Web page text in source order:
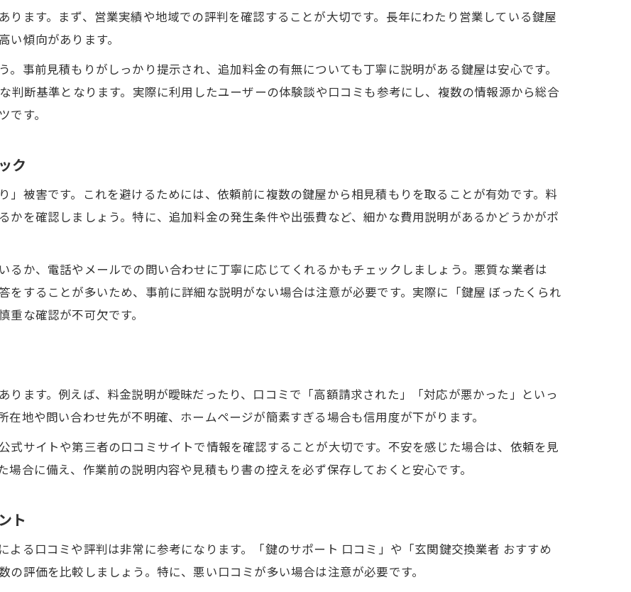
安全な鍵屋選びでぼったくりを未然防止
ぼったくり回避に役立つ鍵屋選定ポイント
鍵屋の見積もり内容で信頼性を確かめる方法
料金トラブルを防ぐ鍵屋の選定基準まとめ
鍵屋の口コミを信頼に変える見極め術
実際の利用者レビューで選ぶ鍵屋のコツ
見積もり時に信頼性を判断する質問例
安心して依頼できる鍵屋の料金説明とは
依頼前に見極めるべき鍵屋の特徴まとめ
ります。まず、営業実績や地域での評判を確認することが大切です。長年にわたり営業している鍵屋
傾向があります。
事前見積もりがしっかり提示され、追加料金の有無についても丁寧に説明がある鍵屋は安心です。
判断基準となります。実際に利用したユーザーの体験談や口コミも参考にし、複数の情報源から総合
す。
ク
」被害です。これを避けるためには、依頼前に複数の鍵屋から相見積もりを取ることが有効です。料
かを確認しましょう。特に、追加料金の発生条件や出張費など、細かな費用説明があるかどうかがポ
るか、電話やメールでの問い合わせに丁寧に応じてくれるかもチェックしましょう。悪質な業者は
をすることが多いため、事前に詳細な説明がない場合は注意が必要です。実際に「鍵屋 ぼったくられ
な確認が不可欠です。
ります。例えば、料金説明が曖昧だったり、口コミで「高額請求された」「対応が悪かった」といっ
地や問い合わせ先が不明確、ホームページが簡素すぎる場合も信用度が下がります。
式サイトや第三者の口コミサイトで情報を確認することが大切です。不安を感じた場合は、依頼を見
合に備え、作業前の説明内容や見積もり書の控えを必ず保存しておくと安心です。
ト
る口コミや評判は非常に参考になります。「鍵のサポート 口コミ」や「玄関鍵交換業者 おすすめ
評価を比較しましょう。特に、悪い口コミが多い場合は注意が必要です。